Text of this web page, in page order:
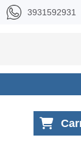
3931592931